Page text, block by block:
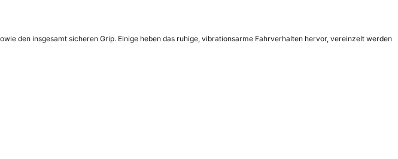
den insgesamt sicheren Grip. Einige heben das ruhige, vibrationsarme Fahrverhalten hervor, vereinzelt werden